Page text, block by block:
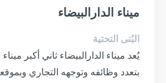
ميناء الدارالبيضاء
البُنى التحتية
يُعد ميناء الدارالبيضاء ثاني أكبر
بتعدد وظائفه وتوجهه التجاري